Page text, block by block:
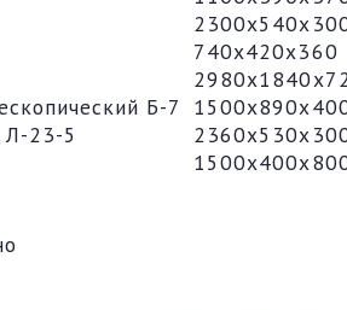
740х420х360
Б-7
23-5